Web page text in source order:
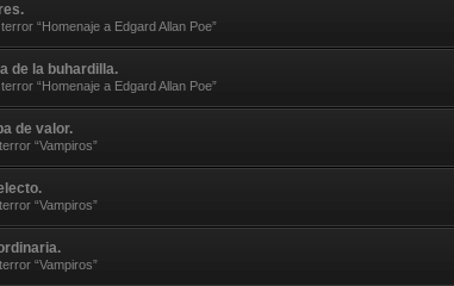
“Homenaje a Edgard Allan Poe”
de la buhardilla.
“Homenaje a Edgard Allan Poe”
de valor.
“Vampiros”
“Vampiros”
“Vampiros”